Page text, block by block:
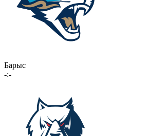
Барыс
-:-